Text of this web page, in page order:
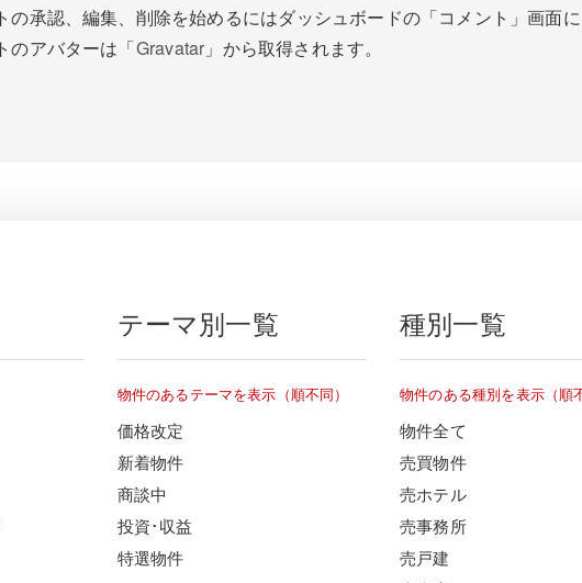
の承認、編集、削除を始めるにはダッシュボードの「コメント」画面に
のアバターは「Gravatar 」から取得されます。
テーマ別一覧
物件のあるテーマを表示（順不同）
価格改定
新着物件
商談中
投資･収益
特選物件
種別一覧
物件のある種別を表示（順
物件全て
売買物件
売ホテル
売事務所
売戸建